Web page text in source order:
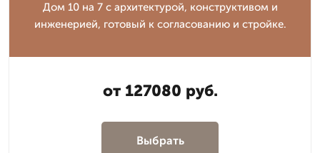
Дом 10 на 7 с архитектурой, конструктивом и
инженерией, готовый к согласованию и стройке.
от 127080 руб.
Выбрать